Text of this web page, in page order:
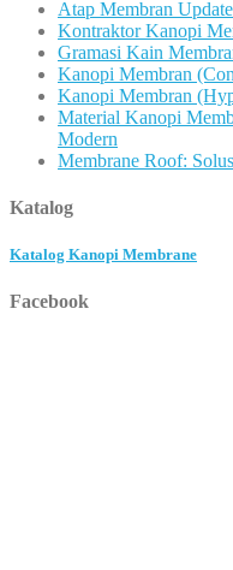
Atap Membran
Kontraktor Kanopi
Gramasi Kain
Kanopi Membran
Kanopi Membran
Material Kanopi
Modern
Membrane Roof:
Katalog
Katalog Kanopi Membrane
Facebook